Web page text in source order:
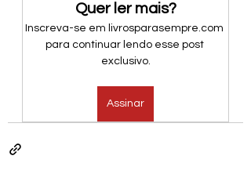
Quer ler mais?
Inscreva-se em livrosparasempre.com
para continuar lendo esse post
exclusivo.
Assinar